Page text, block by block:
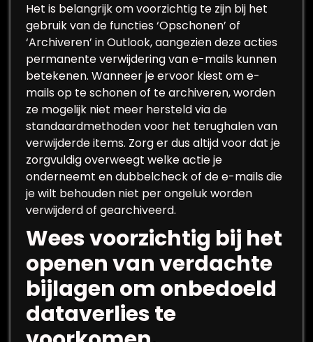
Het is belangrijk om voorzichtig te zijn bij het
gebruik van de functies ‘Opschonen’ of
‘Archiveren’ in Outlook, aangezien deze acties
permanente verwijdering van e-mails kunnen
betekenen. Wanneer je ervoor kiest om e-
mails op te schonen of te archiveren, worden
ze mogelijk niet meer hersteld via de
standaardmethoden voor het terughalen van
verwijderde items. Zorg er dus altijd voor dat je
zorgvuldig overweegt welke actie je
onderneemt en dubbelcheck of de e-mails die
je wilt behouden niet per ongeluk worden
verwijderd of gearchiveerd.
Wees voorzichtig bij het
openen van verdachte
bijlagen om onbedoeld
dataverlies te